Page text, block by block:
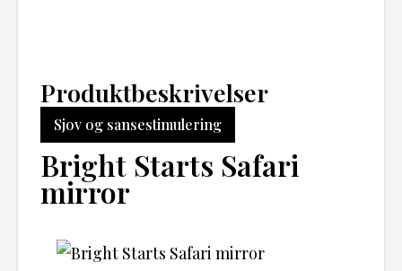
Produktbeskrivelser
Sjov og sansestimulering
Bright Starts Safari
mirror